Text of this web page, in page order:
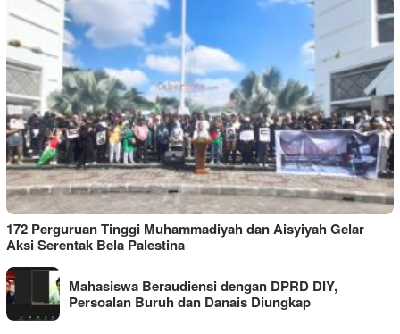
172 Perguruan Tinggi Muhammadiyah dan Aisyiyah Gelar
Aksi Serentak Bela Palestina
Mahasiswa Beraudiensi dengan DPRD DIY,
Persoalan Buruh dan Danais Diungkap